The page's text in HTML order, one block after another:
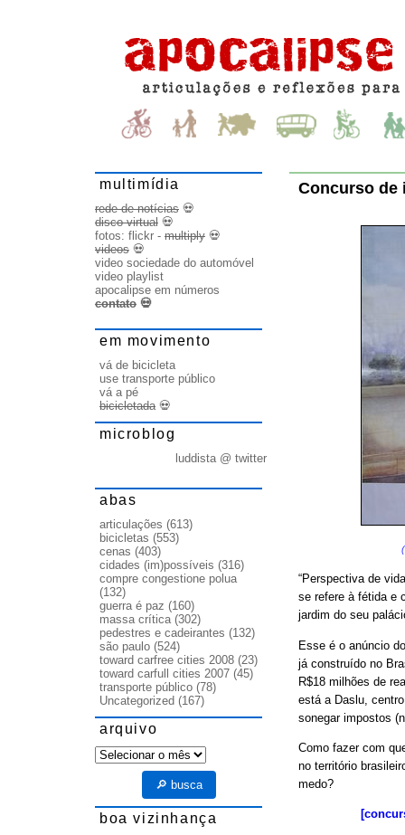
Concurso de
“Perspectiva de
se refere à fétida e
jardim do seu
Esse é o anúncio
já construído no
R$18 milhões de
está a Daslu,
sonegar impostos
Como fazer com
no território
medo?
multimídia
rede de notícias 💀
disco virtual 💀
fotos: flickr - multiply 💀
videos 💀
video sociedade do automóvel
video playlist
apocalipse em números
contato 💀
em movimento
vá de bicicleta
use transporte público
vá a pé
bicicletada💀
microblog
luddista @ twitter
abas
articulações (613)
bicicletas (553)
cenas (403)
cidades (im)possíveis (316)
compre congestione polua
(132)
guerra é paz (160)
massa crítica(302)
pedestres e cadeirantes (132)
são paulo (524)
toward carfree cities 2008 (23)
toward carfull cities 2007 (45)
transporte público (78)
Uncategorized (167)
arquivo
arquivo
🔎 busca
boa vizinhança